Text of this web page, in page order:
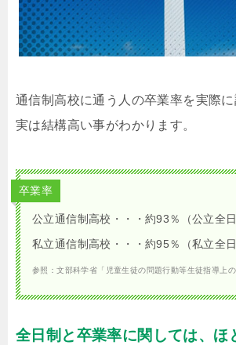
通信制高校に通う人の卒業率を実際に
実は結構高い事がわかります。
卒業率
公立通信制高校・・・約93％（公立全
私立通信制高校・・・約95％（私立全
参照：文部科学省「児童生徒の問題行動等生徒指導上の
全日制と卒業率に関しては、ほ